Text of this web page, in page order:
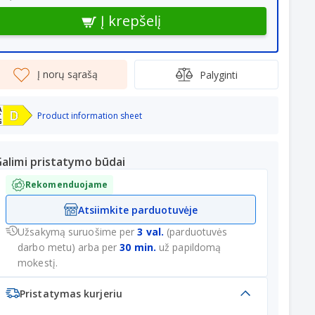
Į krepšelį
Į norų sąrašą Palyginti
Product information sheet
pristatymo būdai
Rekomenduojame
Atsiimkite parduotuvėje
Užsakymą suruošime per3 val. (parduotuvės
darbo metu) arba per30 min. už papildomą
mokestį.
Pristatymas kurjeriu